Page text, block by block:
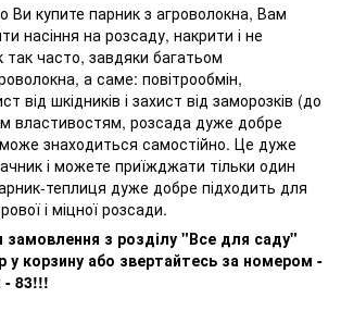
Ви купите парник з агроволокна, Вам
насіння на розсаду, накрити і не
так часто, завдяки багатьом
а саме: повітрообмін,
від шкідників і захист від заморозків (до
властивостям, розсада дуже добре
може знаходиться самостійно. Це дуже
і можете приїжджати тільки один
теплиця дуже добре підходить для
і міцної розсади.
з розділу "Все для саду"
у корзину або звертайтесь за номером -
- 83!!!